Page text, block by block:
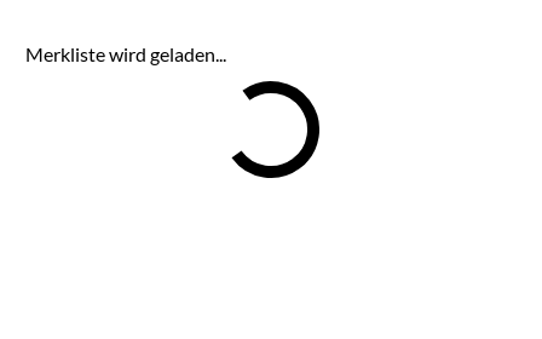
Merkliste wird geladen...